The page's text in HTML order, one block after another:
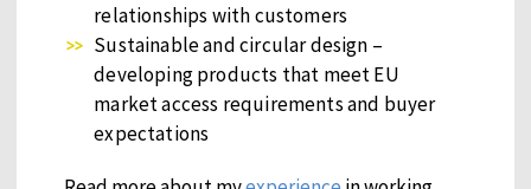
relationships with customers
Sustainable and circular design –
developing products that meet EU
market access requirements and buyer
expectations